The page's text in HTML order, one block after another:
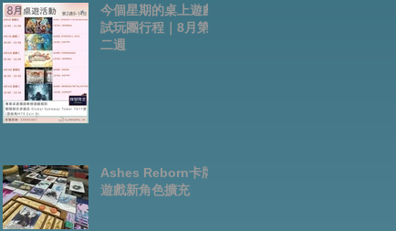
今個星期的桌上遊戲
試玩團行程｜8月第
二週
Ashes Reborn卡牌
遊戲新角色擴充